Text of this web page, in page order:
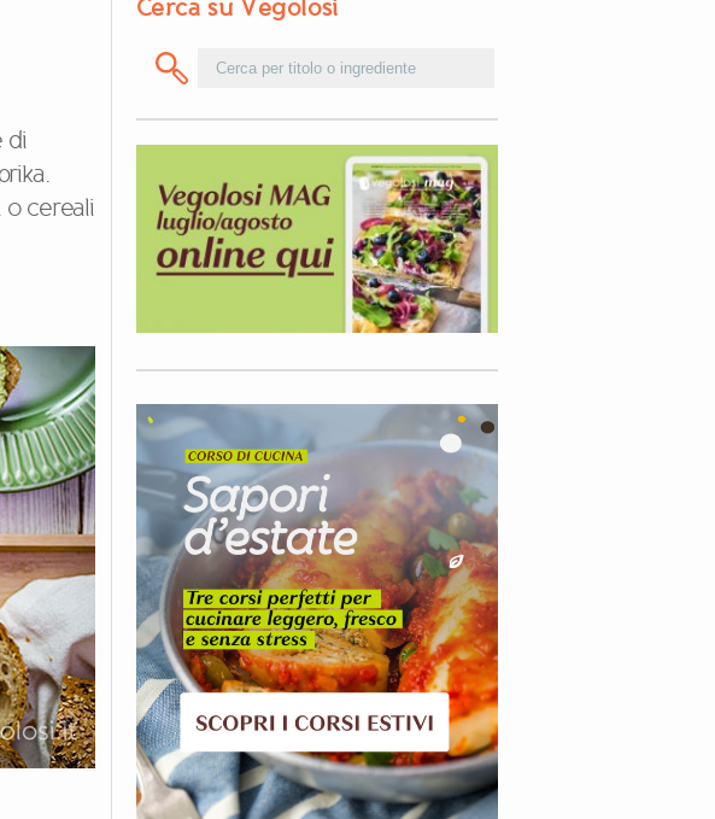
di
o cereali
Cerca su Vegolosi